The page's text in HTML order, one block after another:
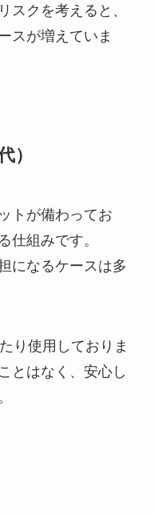
スクを考えると、
スが増えていま
）
トが備わってお
仕組みです。
になるケースは多
り使用しておりま
とはなく、安心し